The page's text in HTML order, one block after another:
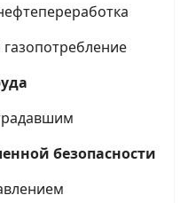
безопасности